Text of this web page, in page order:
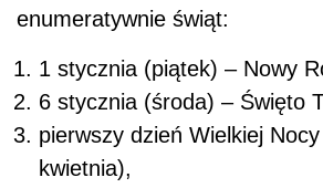
enumeratywnie świąt:
1 stycznia (piątek) – Nowy
6 stycznia (środa) – Święto
pierwszy dzień Wielkiej
kwietnia),